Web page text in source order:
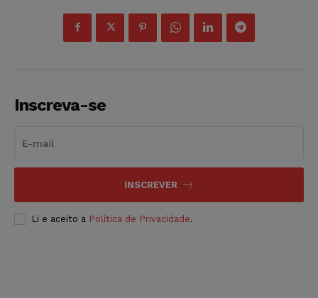
Inscreva-se
INSCREVER
Li e aceito a Política de Privacidade.